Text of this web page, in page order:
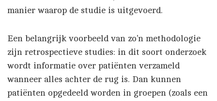
manier waarop de studie is uitgevoerd.
Een belangrijk voorbeeld van zo'n methodologie
zijn retrospectieve studies: in dit soort onderzoek
wordt informatie over patiënten verzameld
wanneer alles achter de rug is. Dan kunnen
patiënten opgedeeld worden in groepen (zoals een